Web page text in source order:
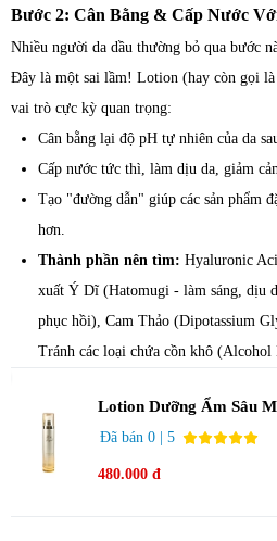
Bước 2: Cân Bằng & Cấp Nước
Nhiều người da dầu thường bỏ qua bước
Đây là một sai lầm! Lotion (hay còn gọi
vai trò cực kỳ quan trọng:
Cân bằng lại độ pH tự nhiên của da
Cấp nước tức thì, làm dịu da, giảm
Tạo "đường dẫn" giúp các sản phẩm
hơn.
Thành phần nên tìm: Hyaluronic
xuất Ý Dĩ (Hatomugi - làm sáng, dịu
phục hồi), Cam Thảo (Dipotassium
Tránh các loại chứa cồn khô (Alcohol
Lotion Dưỡng Ẩm Sâu
Đã bán 0 | 5
480.000 đ